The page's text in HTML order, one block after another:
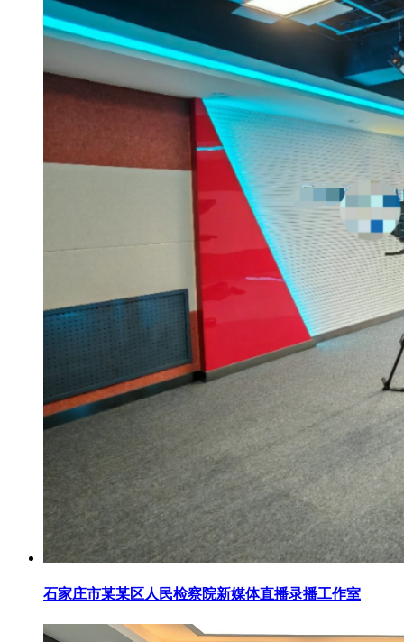
石家庄市某某区人民检察院新媒体直播录播工作室